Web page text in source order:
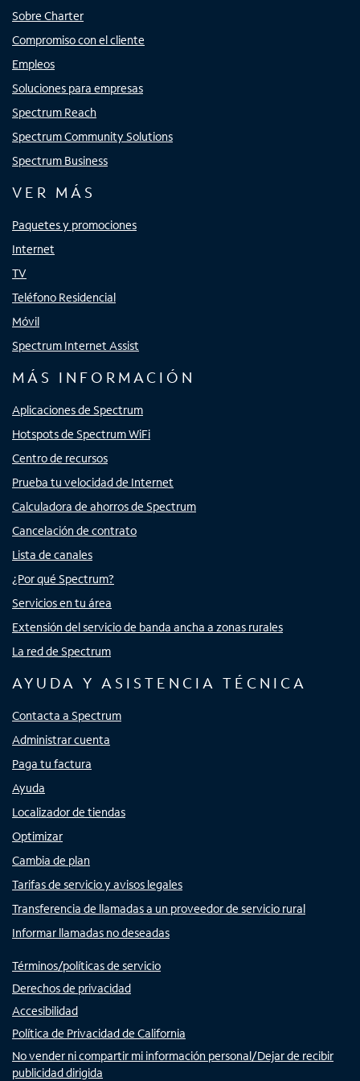
Sobre Charter
Compromiso con el cliente
Empleos
Soluciones para empresas
Spectrum Reach
Spectrum Community Solutions
Spectrum Business
VER MÁS
Paquetes y promociones
Internet
TV
Teléfono Residencial
Móvil
Spectrum Internet Assist
MÁS INFORMACIÓN
Aplicaciones de Spectrum
Hotspots de Spectrum WiFi
Centro de recursos
Prueba tu velocidad de Internet
Calculadora de ahorros de Spectrum
Cancelación de contrato
Lista de canales
¿Por qué Spectrum?
Servicios en tu área
Extensión del servicio de banda ancha a zonas rurales
La red de Spectrum
AYUDA Y ASISTENCIA TÉCNICA
Contacta a Spectrum
Administrar cuenta
Paga tu factura
Ayuda
Localizador de tiendas
Optimizar
Cambia de plan
Tarifas de servicio y avisos legales
Transferencia de llamadas a un proveedor de servicio rural
Informar llamadas no deseadas
Términos/políticas de servicio
Derechos de privacidad
Accesibilidad
Política de Privacidad de California
No vender ni compartir mi información personal/Dejar de recibir
publicidad dirigida